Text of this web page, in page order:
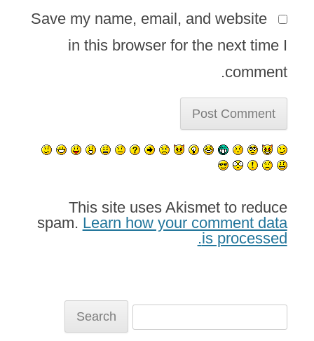
Save my name, email, and website
in this browser for the next time I
comment.
This site uses Akismet to reduce
spam. Learn how your comment data
is processed.